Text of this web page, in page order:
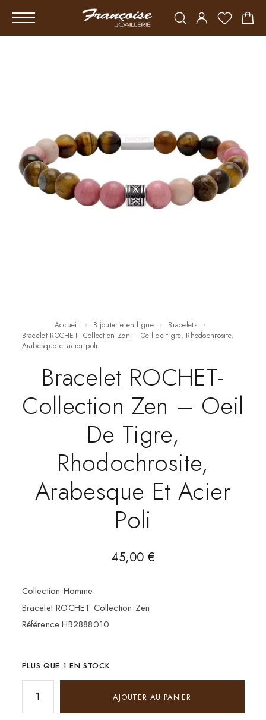
Accueil Bijouterie en ligne
Bracelets
Bracelet ROCHET- Collection Zen – Oeil de tigre, Rhodochrosite,
Arabesque et acier poli
Bracelet ROCHET-
Collection Zen – Oeil
De Tigre,
Rhodochrosite,
Arabesque Et Acier
Poli
45,00€
Collection Homme
Bracelet ROCHET Collection Zen
Référence:HB2888010
PLUS QUE 1 EN STOCK
AJOUTER AU PANIER